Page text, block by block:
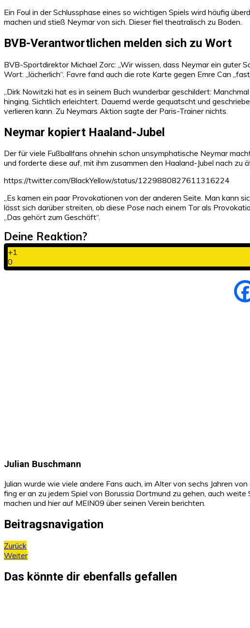
Ein Foul in der Schlussphase eines so wichtigen Spiels wird häufig
machen und stieß Neymar von sich. Dieser fiel theatralisch zu Boden.
BVB-Verantwortlichen melden sich zu Wort
BVB-Sportdirektor Michael Zorc: „Wir wissen, dass Neymar ein guter
Wort: „lächerlich“. Favre fand auch die rote Karte gegen Emre Can
„Dirk Nowitzki hat es in seinem Buch wunderbar geschildert:
hinging. Sichtlich erleichtert. Dauernd werde gequatscht und
verlieren kann. Zu Neymars Aktion sagte der Paris-Trainer nichts.
Neymar kopiert Haaland-Jubel
Der für viele Fußballfans ohnehin schon unsymphatische Neymar
und forderte diese auf, mit ihm zusammen den Haaland-Jubel nach zu
https://twitter.com/BlackYellow/status/1229880827611316224
„Es kamen ein paar Provokationen von der anderen Seite. Man kann
lässt sich darüber streiten, ob diese Pose nach einem Tor als
„Das gehört zum Geschäft“.
Deine Reaktion?
+1
0
Julian Buschmann
Julian wurde wie viele andere Fans auch, im Alter von sechs Jahren
fing er an zu jedem Spiel von Borussia Dortmund zu gehen, auch
machen und hier auf MEIN09 über seinen Verein berichten.
Beitragsnavigation
Zurück
Weiter
Das könnte dir ebenfalls gefallen